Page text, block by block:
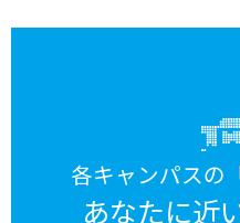
各キャンパスの
あなたに近